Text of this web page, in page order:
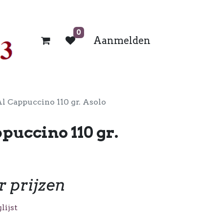
0
Aanmelden
Cappuccino 110 gr. Asolo
110 gr.
prijzen